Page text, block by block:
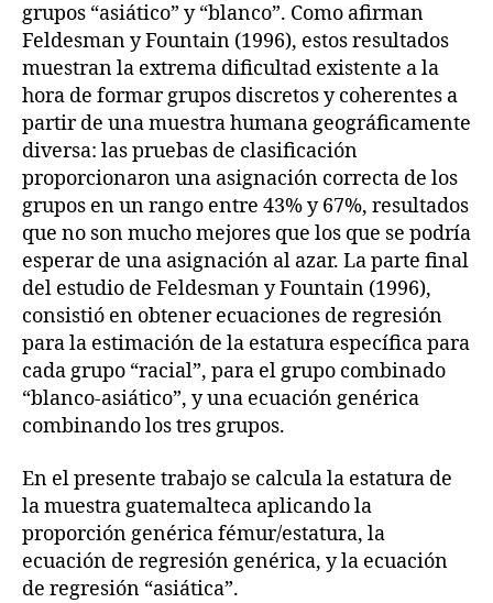
grupos “asiático” y “blanco”. Como afirman
Feldesman y Fountain (1996), estos resultados
muestran la extrema dificultad existente a la
hora de formar grupos discretos y coherentes a
partir de una muestra humana geográficamente
diversa: las pruebas de clasificación
proporcionaron una asignación correcta de los
grupos en un rango entre 43% y 67%, resultados
que no son mucho mejores que los que se podría
esperar de una asignación al azar. La parte final
del estudio de Feldesman y Fountain (1996),
consistió en obtener ecuaciones de regresión
para la estimación de la estatura específica para
cada grupo “racial”, para el grupo combinado
“blanco-asiático”, y una ecuación genérica
combinando los tres grupos.
En el presente trabajo se calcula la estatura de
la muestra guatemalteca aplicando la
proporción genérica fémur/estatura, la
ecuación de regresión genérica, y la ecuación
de regresión “asiática”.